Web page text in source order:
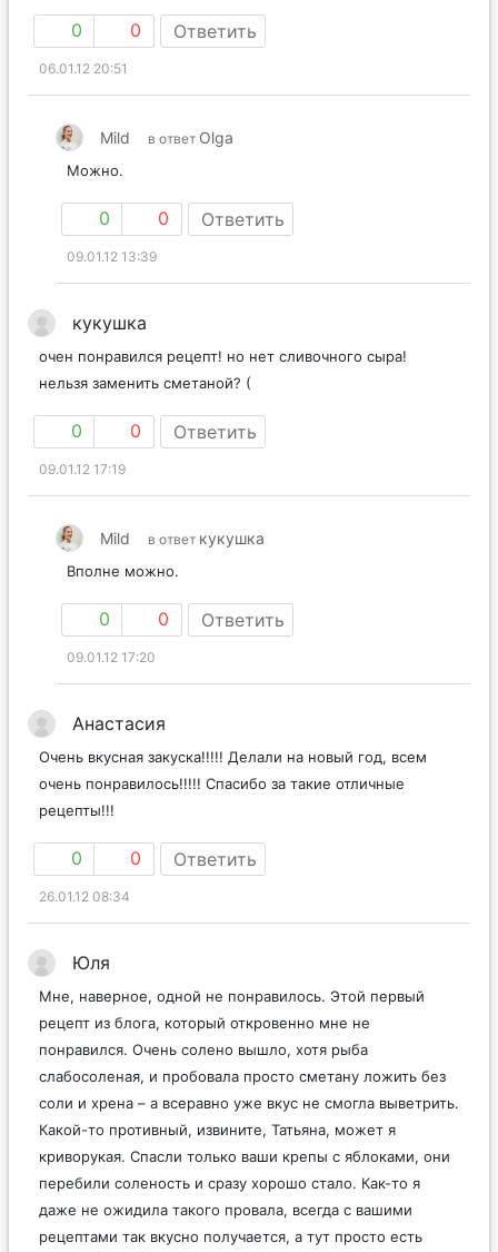
0 0 Ответить
06.01.12 20:51
Mild в ответ Olga
Можно.
0 0 Ответить
09.01.12 13:39
кукушка
очен понравился рецепт! но нет сливочного сыра!
нельзя заменить сметаной? (
0 0 Ответить
09.01.12 17:19
Mild в ответ кукушка
Вполне можно.
0 0 Ответить
09.01.12 17:20
Анастасия
Очень вкусная закуска!!!!! Делали на новый год, всем
очень понравилось!!!!! Спасибо за такие отличные
рецепты!!!
0 0 Ответить
26.01.12 08:34
Юля
Мне, наверное, одной не понравилось. Этой первый
рецепт из блога, который откровенно мне не
понравился. Очень солено вышло, хотя рыба
слабосоленая, и пробовала просто сметану ложить без
соли и хрена – а всеравно уже вкус не смогла выветрить.
Какой-то противный, извините, Татьяна, может я
криворукая. Спасли только ваши крепы с яблоками, они
перебили соленость и сразу хорошо стало. Как-то я
даже не ожидила такого провала, всегда с вашими
рецептами так вкусно получается, а тут просто есть